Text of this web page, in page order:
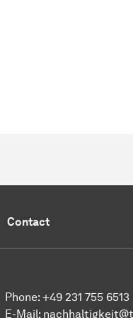
Contact
Phone: +49 231 755 6513
E-Mail: